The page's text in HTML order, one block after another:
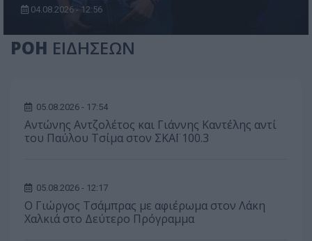
04.08.2026 - 12:56
ΡΟΗ ΕΙΔΗΣΕΩΝ
05.08.2026 - 17:54
Αντώνης Αντζολέτος και Γιάννης Καντέλης αντί
του Παύλου Τσίμα στον ΣΚΑΪ 100.3
05.08.2026 - 12:17
O Γιώργος Τσάμπρας με αφιέρωμα στον Λάκη
Χαλκιά στο Δεύτερο Πρόγραμμα